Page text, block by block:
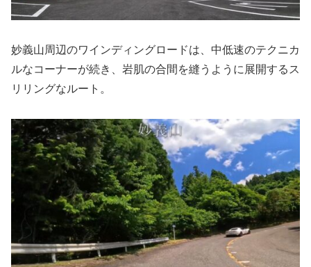
妙義山周辺のワインディングロードは、中低速のテクニカ
ルなコーナーが続き、岩肌の合間を縫うように展開するス
リリングなルート。